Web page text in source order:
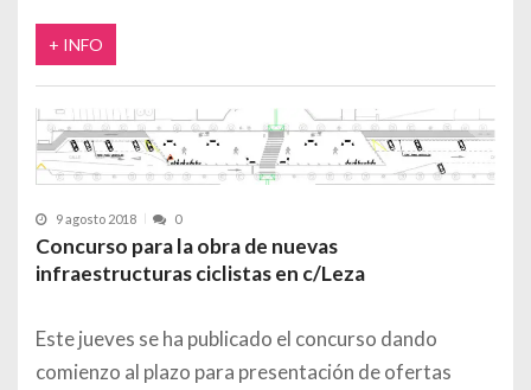
+ INFO
9 agosto 2018 0
Concurso para la obra de nuevas
infraestructuras ciclistas en c/Leza
Este jueves se ha publicado el concurso dando
comienzo al plazo para presentación de ofertas